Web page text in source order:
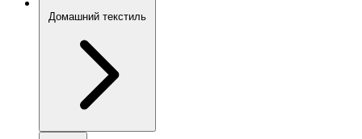
Домашний текстиль